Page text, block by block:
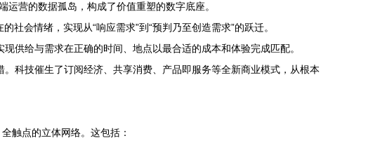
营的数据孤岛，构成了价值重塑的数字底座。
会情绪，实现从“响应需求”到“预判乃至创造需求”的跃迁。
供给与需求在正确的时间、地点以最合适的成本和体验完成匹配。
科技催生了订阅经济、共享消费、产品即服务等全新商业模式，从根本
触点的立体网络。这包括：